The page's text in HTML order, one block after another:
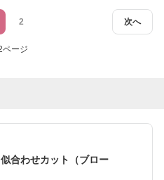
次へ
2
ページ
合わせカット（ブロー